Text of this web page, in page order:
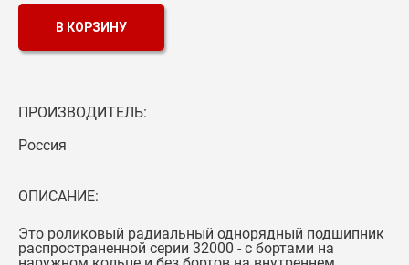
В КОРЗИНУ
ПРОИЗВОДИТЕЛЬ:
Россия
ОПИСАНИЕ:
Это роликовый радиальный однорядный подшипник
распространенной серии 32000 - с бортами на